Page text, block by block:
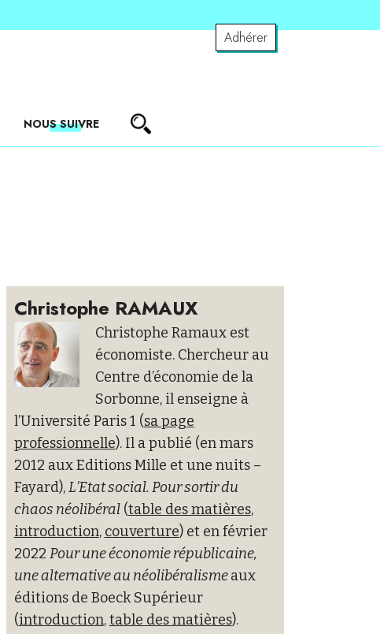
Adhérer
NOUS SUIVRE
Christophe RAMAUX
Christophe Ramaux est
économiste. Chercheur au
Centre d’économie de la
Sorbonne, il enseigne à
l’Université Paris 1 (sa page
professionnelle). Il a publié (en mars
2012 aux Editions Mille et une nuits –
Fayard),L’Etat social. Pour sortir du
chaos néolibéral(table des matières,
introduction, couverture) et en février
2022 Pour une économie républicaine,
une alternative au néolibéralismeaux
éditions de Boeck Supérieur
(introduction,table des matières).